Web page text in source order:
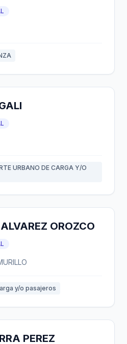
URBANO DE CARGA Y/O
OROZCO
y/o pasajeros
PEREZ